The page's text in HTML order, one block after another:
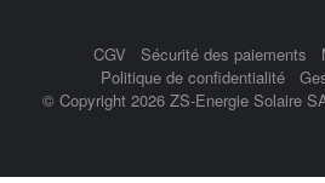
CGV Sécurité des paiements
Politique de confidentialité
© Copyright 2026 ZS-Energie Solaire